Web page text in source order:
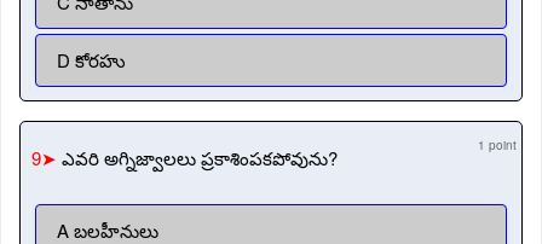
D కోరహు
9➤ ఎవరి అగ్నిజ్వాలలు ప్రకాశింపకపోవును? 1 point
A బలహీనులు